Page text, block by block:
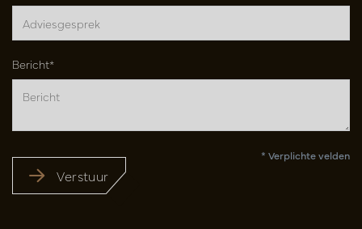
Bericht*
Verstuur
* Verplichte velden